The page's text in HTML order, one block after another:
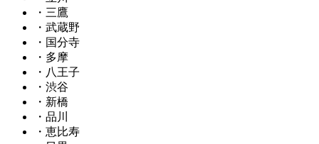
・三鷹
・武蔵野
・国分寺
・多摩
・八王子
・渋谷
・新橋
・品川
・恵比寿